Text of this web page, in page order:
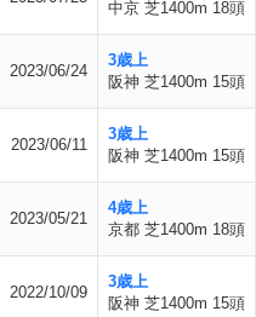
中京 芝1400m 18頭
2023/06/24
3歳上
阪神 芝1400m 15頭
2023/06/11
3歳上
阪神 芝1400m 15頭
2023/05/21
4歳上
京都 芝1400m 18頭
2022/10/09
3歳上
阪神 芝1400m 15頭